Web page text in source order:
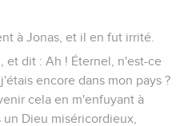
à Jonas, et il en fut irrité.
et dit : Ah ! Éternel, n'est-ce
encore dans mon pays ?
cela en m'enfuyant à
un Dieu miséricordieux,